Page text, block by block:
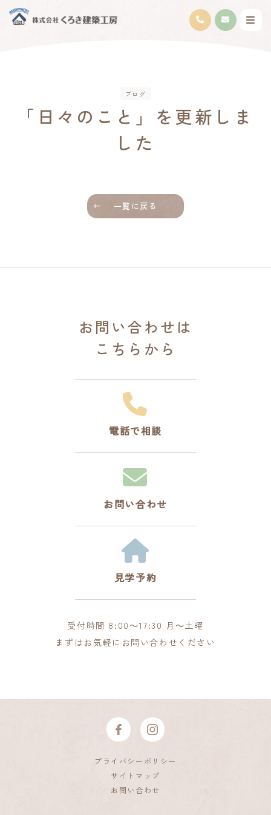
ブログ
「日々のこと」を更新しま
した
一覧に戻る
お問い合わせは
こちらから
電話で相談
お問い合わせ
見学予約
受付時間 8:00～17:30 月～土曜
まずはお気軽にお問い合わせください
プライバシーポリシー
サイトマップ
お問い合わせ